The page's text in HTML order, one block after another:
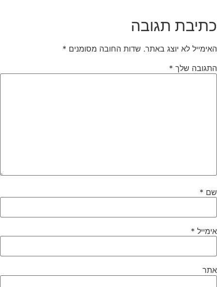
תגובה
לא יוצג באתר. שדות החובה מסומנים*
שלך*
*
*